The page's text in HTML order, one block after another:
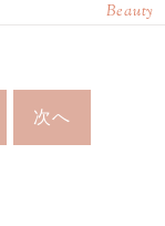
Beauty
次へ